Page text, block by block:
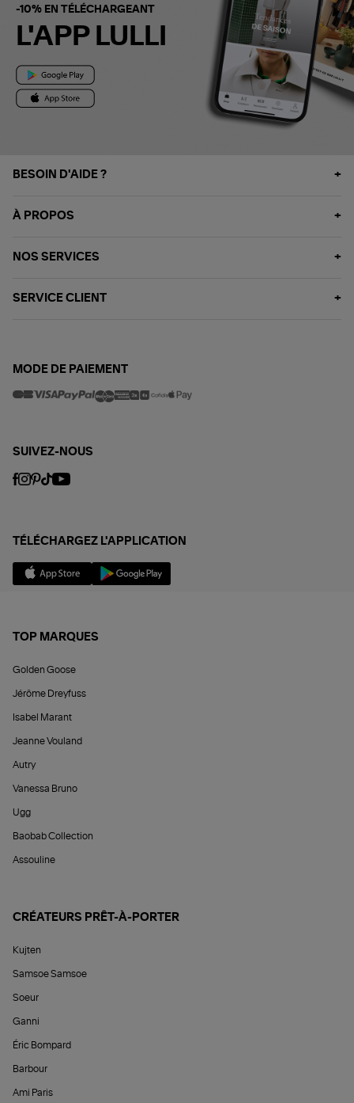
-10% EN TÉLÉCHARGEANT
L'APP LULLI
BESOIN D'AIDE ?
À PROPOS
NOS SERVICES
SERVICE CLIENT
MODE DE PAIEMENT
SUIVEZ-NOUS
TÉLÉCHARGEZ L'APPLICATION
TOP MARQUES
Golden Goose
Jérôme Dreyfuss
Isabel Marant
Jeanne Vouland
Autry
Vanessa Bruno
Ugg
Baobab Collection
Assouline
CRÉATEURS PRÊT-À-PORTER
Kujten
Samsoe Samsoe
Soeur
Ganni
Éric Bompard
Barbour
Ami Paris